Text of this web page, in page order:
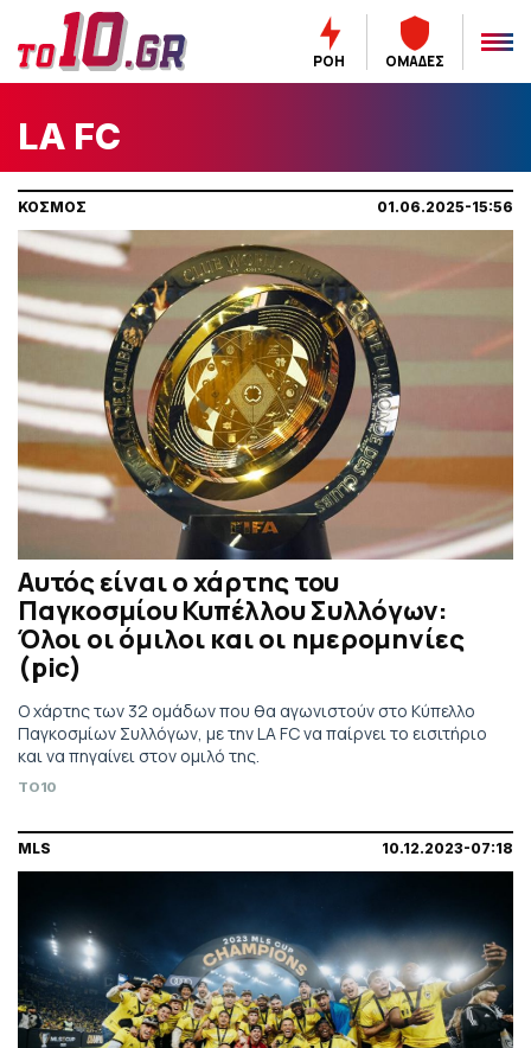
ΡΟΗ ΟΜΑΔΕΣ
LA FC
ΚΟΣΜΟΣ 01.06.2025-15:56
Αυτός είναι ο χάρτης του
Παγκοσμίου Κυπέλλου Συλλόγων:
Όλοι οι όμιλοι και οι ημερομηνίες
(pic)
Ο χάρτης των 32 ομάδων που θα αγωνιστούν στο Κύπελλο
Παγκοσμίων Συλλόγων, με την LA FC να παίρνει το εισιτήριο
και να πηγαίνει στον ομιλό της.
TO10
MLS 10.12.2023-07:18